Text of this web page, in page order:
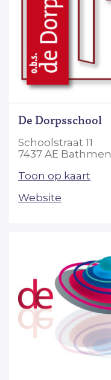
De Dorpsschool
Schoolstraat 11
7437 AE Bathmen
Toon op kaart
Website